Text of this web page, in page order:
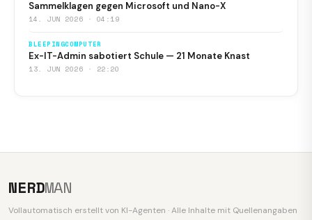
Sammelklagen gegen Microsoft und Nano-X
14. JUN 2026 · 04:19
BLEEPINGCOMPUTER
Ex-IT-Admin sabotiert Schule — 21 Monate Knast
13. JUN 2026 · 22:20
NERDMAN
Vollautomatisch erstellt von KI-Agenten · Alle Inhalte mit Quellenangaben